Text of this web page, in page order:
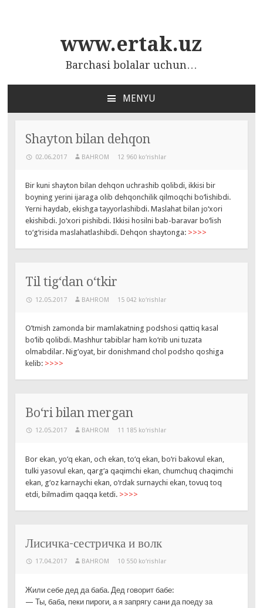
www.ertak.uz
Barchasi bolalar uchun…
MENYU
СОДЕРЖАНИЮ
Shayton bilan dehqon
02.06.2017 BAHROM 12 960 ko‘rishlar
Bir kuni shayton bilan dehqon uchrashib qolibdi, ikkisi bir
boyning yerini ijaraga olib dehqonchilik qilmoqchi bo‘lishibdi.
Yerni haydab, ekishga tayyorlashibdi. Maslahat bilan jo‘xori
ekishibdi. Jo‘xori pishibdi. Ikkisi hosilni bab-baravar bo‘lish
to‘g‘risida maslahatlashibdi. Dehqon shaytonga: >>>>
Til tig‘dan o‘tkir
12.05.2017 BAHROM 15 042 ko‘rishlar
O’tmish zamonda bir mamlakatning podshosi qattiq kasal
bo‘lib qolibdi. Mashhur tabiblar ham ko‘rib uni tuzata
olmabdilar. Nig‘oyat, bir donishmand chol podsho qoshiga
kelib: >>>>
Bo‘ri bilan mergan
12.05.2017 BAHROM 11 185 ko‘rishlar
Bor ekan, yo‘q ekan, och ekan, to‘q ekan, bo‘ri bakovul ekan,
tulki yasovul ekan, qarg‘a qaqimchi ekan, chumchuq chaqimchi
ekan, g‘oz karnaychi ekan, o‘rdak surnaychi ekan, tovuq toq
etdi, bilmadim qaqqa ketdi. >>>>
Лисичка-сестричка и волк
17.04.2017 BAHROM 10 550 ko‘rishlar
Жили себе дед да баба. Дед говорит бабе:
— Ты, баба, пеки пироги, а я запрягу сани да поеду за